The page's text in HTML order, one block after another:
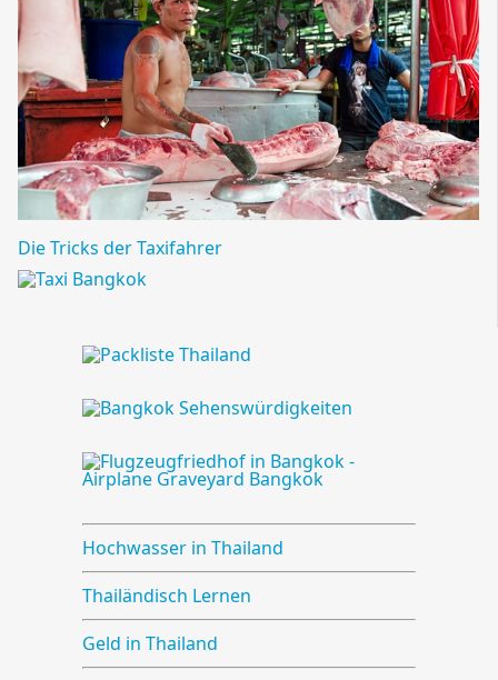
Die Tricks der Taxifahrer
Hochwasser in Thailand
Thailändisch Lernen
Geld in Thailand